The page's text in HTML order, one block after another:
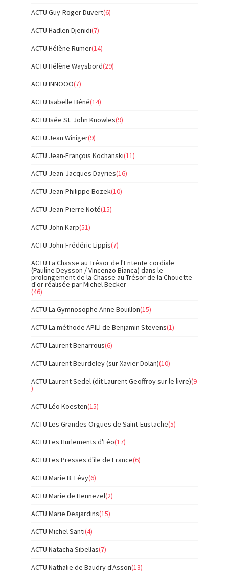
ACTU Guy-Roger Duvert(6)
ACTU Hadlen Djenidi(7)
ACTU Hélène Rumer(14)
ACTU Hélène Waysbord(29)
ACTU INNOOO(7)
ACTU Isabelle Béné(14)
ACTU Isée St. John Knowles(9)
ACTU Jean Winiger(9)
ACTU Jean-François Kochanski(11)
ACTU Jean-Jacques Dayries(16)
ACTU Jean-Philippe Bozek(10)
ACTU Jean-Pierre Noté(15)
ACTU John Karp(51)
ACTU John-Frédéric Lippis(7)
ACTU La Chasse au Trésor de l'Entente cordiale
(Pauline Deysson / Vincenzo Bianca) dans le
prolongement de la Chasse au Trésor de la Chouette
d'or réalisée par Michel Becker
(46)
ACTU La Gymnosophe Anne Bouillon(15)
ACTU La méthode APILI de Benjamin Stevens(1)
ACTU Laurent Benarrous(6)
ACTU Laurent Beurdeley (sur Xavier Dolan)(10)
ACTU Laurent Sedel (dit Laurent Geoffroy sur le livre)(9
)
ACTU Léo Koesten(15)
ACTU Les Grandes Orgues de Saint-Eustache(5)
ACTU Les Hurlements d'Léo(17)
ACTU Les Presses d'île de France(6)
ACTU Marie B. Lévy(6)
ACTU Marie de Hennezel(2)
ACTU Marie Desjardins(15)
ACTU Michel Santi(4)
ACTU Natacha Sibellas(7)
ACTU Nathalie de Baudry d'Asson(13)